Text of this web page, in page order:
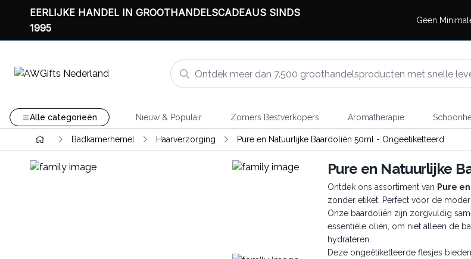
EERLIJKE HANDEL IN GROOTHANDELSCADEAUS SINDS
1995
Geen
Alle categorieën Nieuw & Populair Zomers Bestverkopers Aromatherapie
Badkamerhemel Haarverzorging Pure en Natuurlijke Baardoliën 50ml - Ongeëtiketteerd
Pure en Natuurlijke
Ontdek ons assortiment van Pure
zonder etiket. Perfect voor de
Onze baardoliën zijn zorgvuldig
essentiële oliën, om niet alleen de
hydrateren.
Deze ongeëtiketteerde flesjes